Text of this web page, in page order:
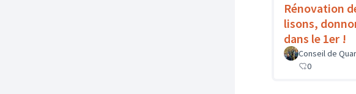
Rénovation
lisons,
dans le 1er !
Conseil de
0